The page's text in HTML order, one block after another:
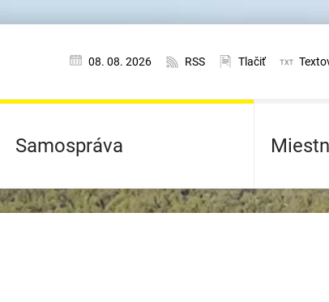
08. 08. 2026 RSS Tlačiť
Samospráva